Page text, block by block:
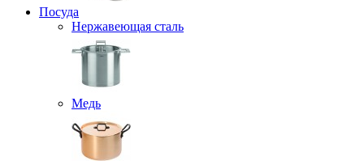
Посуда
Нержавеющая сталь
Медь